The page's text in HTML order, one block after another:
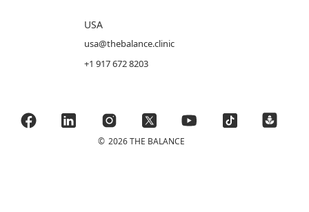
USA
usa@thebalance.clinic
+1 917 672 8203
© 2026 THE BALANCE